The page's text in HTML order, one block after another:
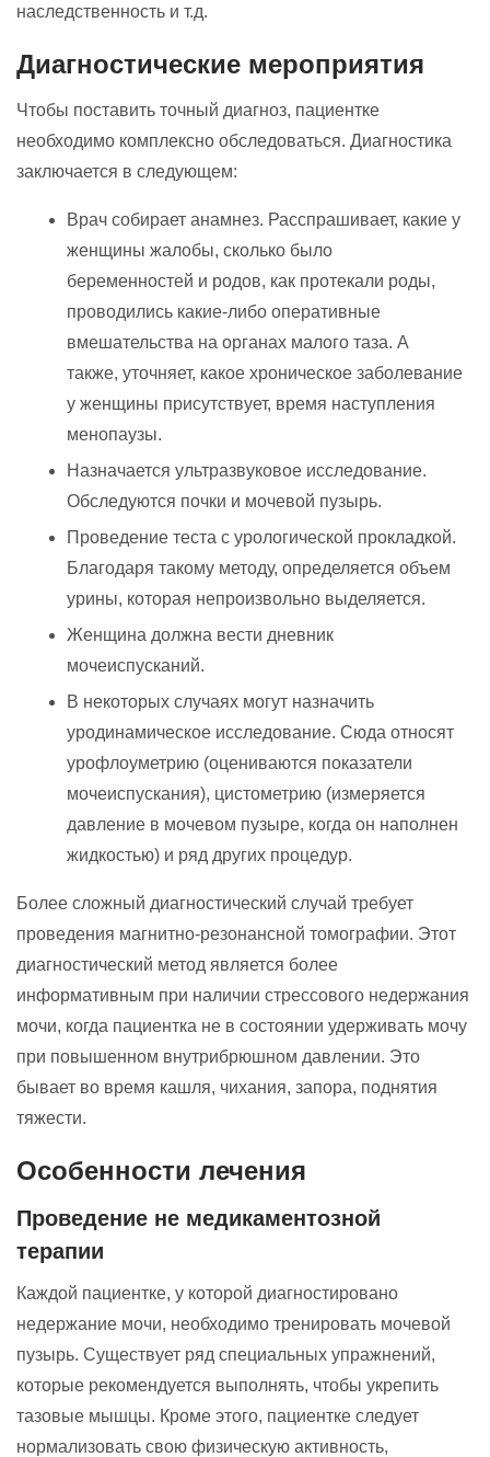
наследственность и т.д.
Диагностические мероприятия
Чтобы поставить точный диагноз, пациентке
необходимо комплексно обследоваться. Диагностика
заключается в следующем:
Врач собирает анамнез. Расспрашивает, какие у
женщины жалобы, сколько было
беременностей и родов, как протекали роды,
проводились какие-либо оперативные
вмешательства на органах малого таза. А
также, уточняет, какое хроническое заболевание
у женщины присутствует, время наступления
менопаузы.
Назначается ультразвуковое исследование.
Обследуются почки и мочевой пузырь.
Проведение теста с урологической прокладкой.
Благодаря такому методу, определяется объем
урины, которая непроизвольно выделяется.
Женщина должна вести дневник
мочеиспусканий.
В некоторых случаях могут назначить
уродинамическое исследование. Сюда относят
урофлоуметрию (оцениваются показатели
мочеиспускания), цистометрию (измеряется
давление в мочевом пузыре, когда он наполнен
жидкостью) и ряд других процедур.
Более сложный диагностический случай требует
проведения магнитно-резонансной томографии. Этот
диагностический метод является более
информативным при наличии стрессового недержания
мочи, когда пациентка не в состоянии удерживать мочу
при повышенном внутрибрюшном давлении. Это
бывает во время кашля, чихания, запора, поднятия
тяжести.
Особенности лечения
Проведение не медикаментозной
терапии
Каждой пациентке, у которой диагностировано
недержание мочи, необходимо тренировать мочевой
пузырь. Существует ряд специальных упражнений,
которые рекомендуется выполнять, чтобы укрепить
тазовые мышцы. Кроме этого, пациентке следует
нормализовать свою физическую активность,